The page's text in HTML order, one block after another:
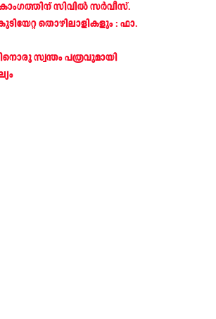
സിവിൽ സർവീസ്.
തൊഴിലാളികളും : ഫാ.
സ്വന്തം പത്രവുമായി